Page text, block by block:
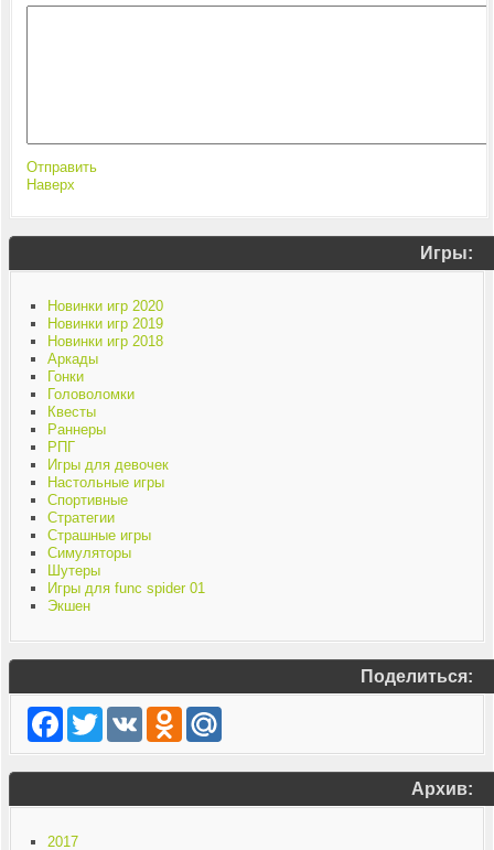
Отправить
Наверх
Игры:
Новинки игр 2020
Новинки игр 2019
Новинки игр 2018
Аркады
Гонки
Головоломки
Квесты
Раннеры
РПГ
Игры для девочек
Настольные игры
Спортивные
Стратегии
Страшные игры
Симуляторы
Шутеры
Игры для func spider 01
Экшен
Поделиться:
Facebook
TwitterVK Odnoklassniki
Mail.Ru
Архив:
2017